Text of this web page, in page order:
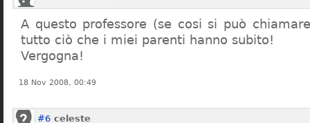
A questo professore (se cosi si può
tutto ciò che i miei parenti hanno subito!
Vergogna!
18 Nov 2008, 00:49
#6 celeste